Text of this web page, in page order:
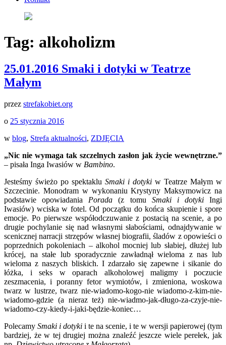
Tag: alkoholizm
25.01.2016 Smaki i dotyki w Teatrze
Małym
przez strefakobiet.org
o 25 stycznia 2016
w blog, Strefa aktualności, ZDJĘCIA
„Nic nie wymaga tak szczelnych zasłon jak życie wewnętrzne.”
– pisała Inga Iwasiów w Bambino.
Jesteśmy świeżo po spektaklu Smaki i dotyki w Teatrze Małym w
Szczecinie. Monodram w wykonaniu Krystyny Maksymowicz na
podstawie opowiadania Porada(z tomu Smaki i dotykiIngi
Iwasiów) wciska w fotel. Od początku do końca skupienie i spore
emocje. Po pierwsze współodczuwanie z postacią na scenie, a po
drugie pochylanie się nad własnymi słabościami, odnajdywanie w
scenicznej narracji strzępów własnej biografii, śladów z opowieści o
poprzednich pokoleniach – alkohol mocniej lub słabiej, dłużej lub
krócej, na stałe lub sporadycznie zawładnął wieloma z nas lub
wieloma z naszych bliskich. I zdarzało się zapewne i sikanie do
łóżka, i seks w oparach alkoholowej maligmy i poczucie
zeszmacenia, i poranny fetor wymiotów, i zmieniona, woskowa
twarz w lustrze, twarz nie-wiadomo-kogo-nie wiadomo-z-kim-nie-
wiadomo-gdzie (a nieraz też) nie-wiadmo-jak-długo-za-czyje-nie-
wiadomo-czy-kiedy-i-jaki-będzie-koniec…
Polecamy Smaki i dotyki i te na scenie, i te w wersji papierowej (tym
bardziej, że w tej drugiej można znaleźć jeszcze wiele perełek, jak